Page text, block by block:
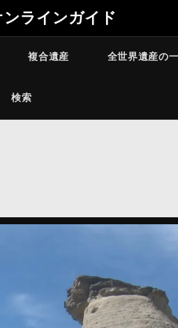
ンラインガイド
複合遺産 全世界遺産の
検索